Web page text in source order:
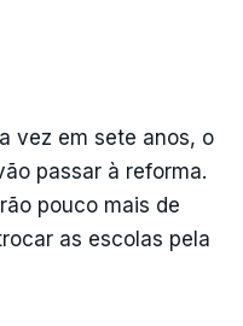
vez em sete anos, o
passar à reforma.
pouco mais de
as escolas pela